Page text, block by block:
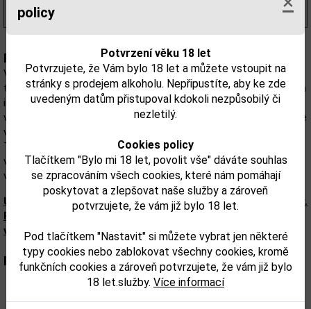
policy
Potvrzení věku 18 let
Potvrzujete, že Vám bylo 18 let a můžete vstoupit na
stránky s prodejem alkoholu. Nepřipustíte, aby ke zde
uvedeným datům přistupoval kdokoli nezpůsobilý či
nezletilý.
Cookies policy
Tlačítkem "Bylo mi 18 let, povolit vše" dáváte souhlas
se zpracováním všech cookies, které nám pomáhají
poskytovat a zlepšovat naše služby a zároveň
potvrzujete, že vám již bylo 18 let.
Pod tlačítkem "Nastavit" si můžete vybrat jen některé
typy cookies nebo zablokovat všechny cookies, kromě
funkčních cookies a zároveň potvrzujete, že vám již bylo
18 let.služby. Více informací
(1 210,00 Kč/l)
Popis:
Většina společností používá při výrobě svých tequil moderní
techniky, avšak Volcan udržuje dědictví a tradici pomocí přírodních
ingrediencí, které lze nalézt pouze v Jalisco. Vulkánská tequila se
vyrábí v jejich vlastní palírně s vlastními unikátními recepturami a je
vyrobena jejich vlastními rukama. Volcan De Mi Tierra Blanco
Tequila míchá to nejlepší agáve, které se nachází v nížinách a
vysočinách Jalisco v Mexiku, aby vytvořilo každou láhev, kterou
vyrobí.
Upozorňujeme, že tento produkt může obsahovat alergeny.
Přesné složení a alergeny jsou k dispozici na obalu
výrobku. Zkontrolujte prosím před konzumací.
Parametry: